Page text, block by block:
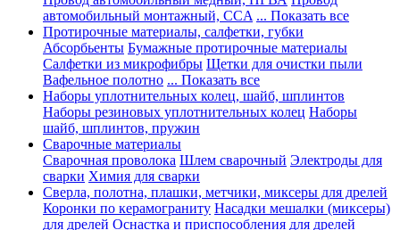
автомобильный монтажный, CCA ... Показать все
Протирочные материалы, салфетки, губки
Абсорбьенты Бумажные протирочные материалы
Салфетки из микрофибры Щетки для очистки пыли
Вафельное полотно ... Показать все
Наборы уплотнительных колец, шайб, шплинтов
Наборы резиновых уплотнительных колец Наборы
шайб, шплинтов, пружин
Сварочные материалы
Сварочная проволока Шлем сварочный Электроды для
сварки Химия для сварки
Сверла, полотна, плашки, метчики, миксеры для дрелей
Коронки по керамограниту Насадки мешалки (миксеры)
для дрелей Оснастка и приспособления для дрелей